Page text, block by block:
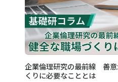
企業倫理研究の最前線 善
くりに必要なこととは